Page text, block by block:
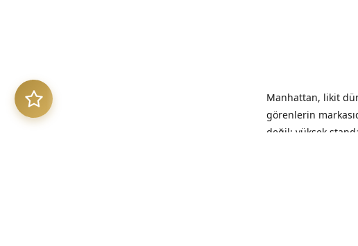
Manhattan, likit
görenlerin
değil; yüksek